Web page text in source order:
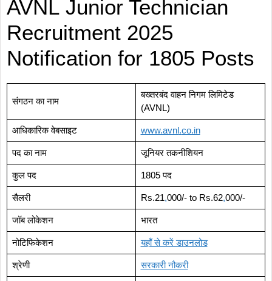
AVNL Junior Technician
Recruitment 2025
Notification for 1805 Posts
संगठन का नाम
बख्तरबंद वाहन निगम लिमिटेड
(AVNL)
आधिकारिक वेबसाइट www.avnl.co.in
पद का नाम जूनियर तकनीशियन
कुल पद 1805 पद
सैलरी Rs.21,000/- to Rs.62,000/-
जॉब लोकेशन भारत
नोटिफिकेशन यहाँ से करें डाउनलोड
श्रेणी सरकारी नौकरी